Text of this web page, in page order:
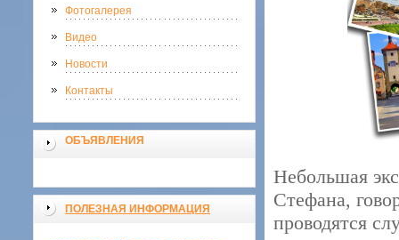
Фотогалерея
Видео
Новости
Контакты
ОБЪЯВЛЕНИЯ
ПОЛЕЗНАЯ ИНФОРМАЦИЯ
Небольшая
Стефана,
проводятся